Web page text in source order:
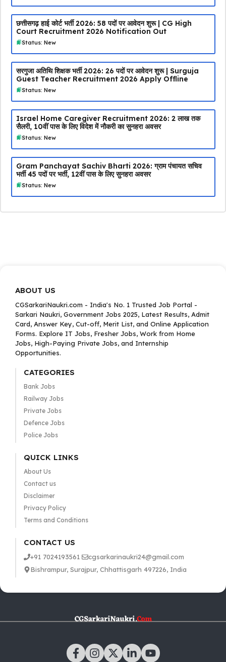
छत्तीसगढ़ हाई कोर्ट भर्ती 2026: 58 पदों पर आवेदन शुरू | CG High
Court Recruitment 2026 Notification Out
Status: New
सरगुजा अतिथि शिक्षक भर्ती 2026: 26 पदों पर आवेदन शुरू | Surguja
Guest Teacher Recruitment 2026 Apply Offline
Status: New
Israel Home Caregiver Recruitment 2026: ₹2 लाख तक
सैलरी, 10वीं पास के लिए विदेश में नौकरी का सुनहरा अवसर
Status: New
Gram Panchayat Sachiv Bharti 2026: ग्राम पंचायत सचिव
भर्ती 45 पदों पर भर्ती, 12वीं पास के लिए सुनहरा अवसर
Status: New
ABOUT US
CGSarkariNaukri.com - India's No. 1 Trusted Job Portal -
Sarkari Naukri, Government Jobs 2025, Latest Results, Admit
Card, Answer Key, Cut-off, Merit List, and Online Application
Forms. Explore IT Jobs, Fresher Jobs, Work from Home
Jobs, High-Paying Private Jobs, and Internship
Opportunities.
CATEGORIES
Bank Jobs
Railway Jobs
Private Jobs
Defence Jobs
Police Jobs
QUICK LINKS
About Us
Contact us
Disclaimer
Privacy Policy
Terms and Conditions
CONTACT US
+91 7024193561
cgsarkarinaukri24@gmail.com
Bishrampur, Surajpur, Chhattisgarh 497226, India